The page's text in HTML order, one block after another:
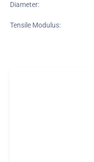
Diameter:
Tensile Modulus: